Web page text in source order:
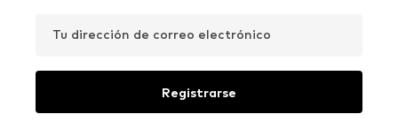
Tu dirección de correo electrónico
Registrarse